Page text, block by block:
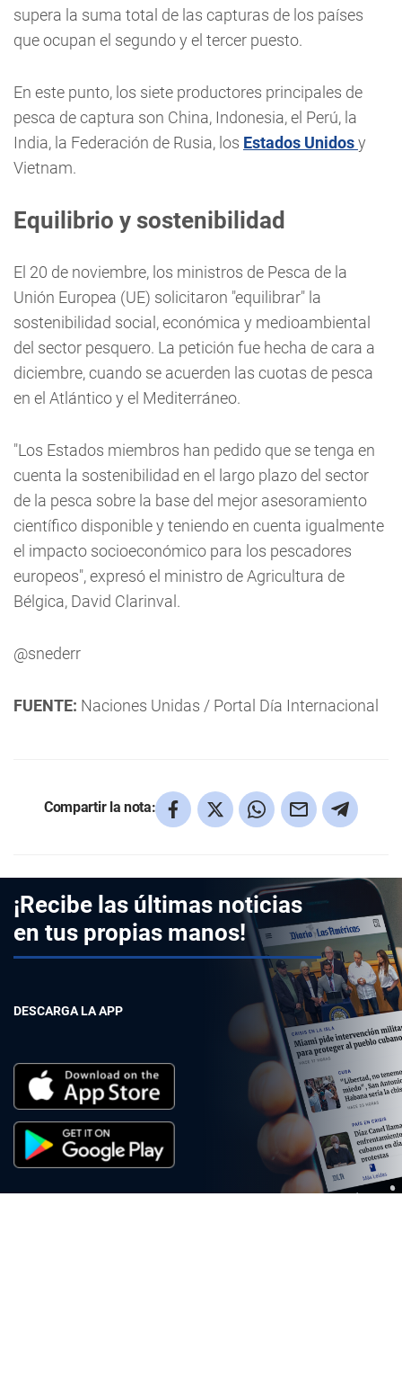
supera la suma total de las capturas de los países
que ocupan el segundo y el tercer puesto.
En este punto, los siete productores principales de
pesca de captura son China, Indonesia, el Perú, la
India, la Federación de Rusia, los Estados Unidosy
Vietnam.
Equilibrio y sostenibilidad
El 20 de noviembre, los ministros de Pesca de la
Unión Europea (UE) solicitaron "equilibrar" la
sostenibilidad social, económica y medioambiental
del sector pesquero. La petición fue hecha de cara a
diciembre, cuando se acuerden las cuotas de pesca
en el Atlántico y el Mediterráneo.
"Los Estados miembros han pedido que se tenga en
cuenta la sostenibilidad en el largo plazo del sector
de la pesca sobre la base del mejor asesoramiento
científico disponible y teniendo en cuenta igualmente
el impacto socioeconómico para los pescadores
europeos", expresó el ministro de Agricultura de
Bélgica, David Clarinval.
@snederr
FUENTE: Naciones Unidas / Portal Día Internacional
Compartir la nota:
¡Recibe las últimas noticias
en tus propias manos!
DESCARGA LA APP